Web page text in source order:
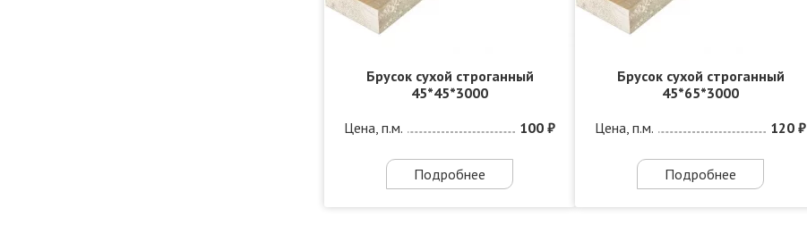
Брусок сухой строганный
45*45*3000
Цена, п.м.
100 ₽
Подробнее
Брусок сухой строганный
45*65*3000
Цена, п.м.
120 ₽
Подробнее